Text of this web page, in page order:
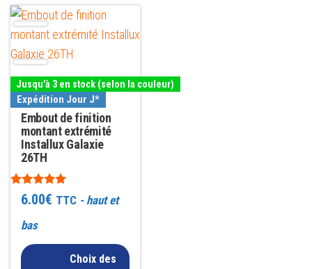
Jusqu'à 3 en stock (selon la couleur)
Expédition Jour J*
Embout de finition
montant extrémité
Installux Galaxie
26TH
Note
5.006.00€ TTC - haut et
bas
Choix des
Ce
produit
a
variations.
Les
options
peuvent
être
sur
page